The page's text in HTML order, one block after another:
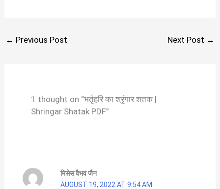
← Previous Post Next Post →
1 thought on “भर्तृहरि का श्रृंगार शतक |
Shringar Shatak PDF”
मिसेस वैभव जैन
AUGUST 19, 2022 AT 9:54 AM